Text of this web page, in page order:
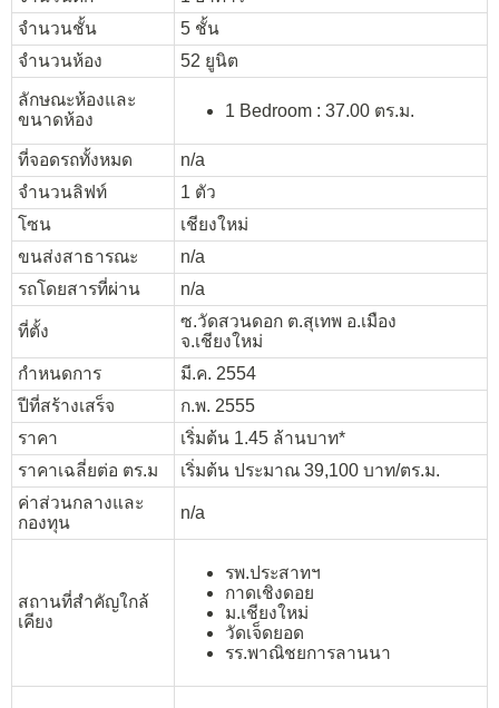
จำนวนชั้น
5 ชั้น
จำนวนห้อง
52 ยูนิต
ลักษณะห้องและ
ขนาดห้อง
1 Bedroom : 37.00 ตร.ม.
ที่จอดรถทั้งหมด
n/a
จำนวนลิฟท์
1 ตัว
โซน
เชียงใหม่
ขนส่งสาธารณะ
n/a
รถโดยสารที่ผ่าน
n/a
ที่ตั้ง
ซ.วัดสวนดอก ต.สุเทพ อ.เมือง
จ.เชียงใหม่
กำหนดการ
มี.ค. 2554
ปีที่สร้างเสร็จ
ก.พ. 2555
ราคา
เริ่มต้น 1.45 ล้านบาท*
ราคาเฉลี่ยต่อ ตร.ม
เริ่มต้น ประมาณ 39,100 บาท/ตร.ม.
ค่าส่วนกลางและ
กองทุน
n/a
สถานที่สำคัญใกล้
เคียง
รพ.ประสาทฯ
กาดเชิงดอย
ม.เชียงใหม่
วัดเจ็ดยอด
รร.พาณิชยการลานนา